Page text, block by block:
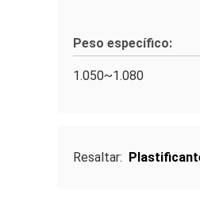
Peso específico:
1.050~1.080
Resaltar: